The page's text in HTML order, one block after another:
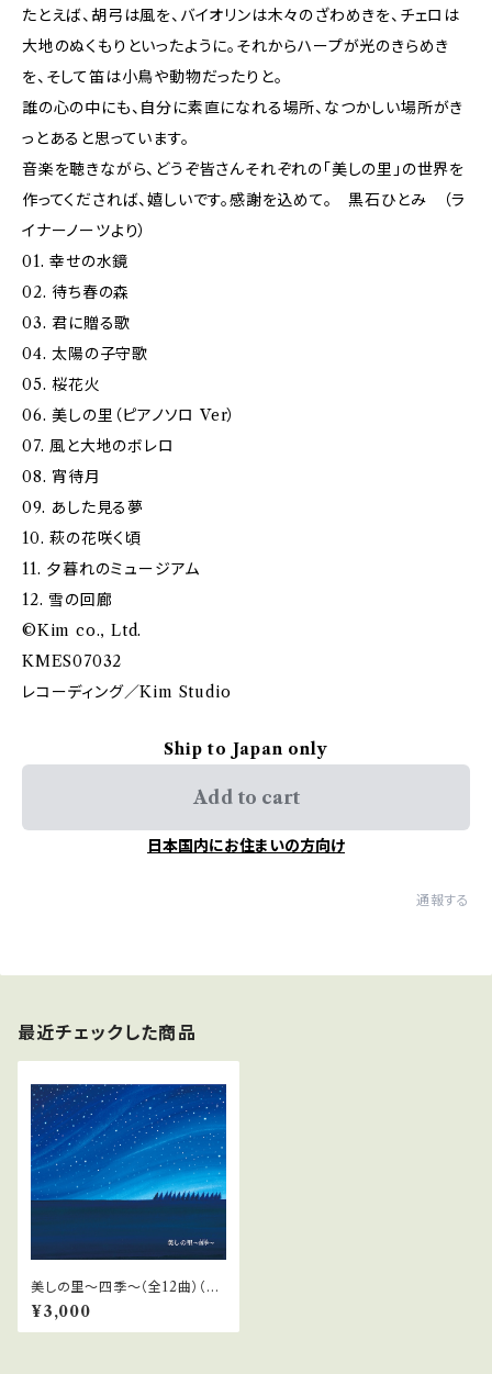
たとえば、胡弓は風を、バイオリンは木々のざわめきを、チェロは
大地のぬくもりといったように。それからハープが光のきらめき
を、そして笛は小鳥や動物だったりと。
誰の心の中にも、自分に素直になれる場所、なつかしい場所がき
っとあると思っています。
音楽を聴きながら、どうぞ皆さんそれぞれの「美しの里」の世界を
作ってくだされば、嬉しいです。感謝を込めて。 黒石ひとみ （ラ
イナーノーツより）
01. 幸せの水鏡
02. 待ち春の森
03. 君に贈る歌
04. 太陽の子守歌
05. 桜花火
06. 美しの里（ピアノソロ Ver）
07. 風と大地のボレロ
08. 宵待月
09. あした見る夢
10. 萩の花咲く頃
11. 夕暮れのミュージアム
12. 雪の回廊
©️Kim co., Ltd.
KMES07032
レコーディング／Kim Studio
Ship to Japan only
Add to cart
日本国内にお住まいの方向け
通報する
最近チェックした商品
美しの里〜四季〜（全12曲）（ダ
ウンロード）
¥3,000